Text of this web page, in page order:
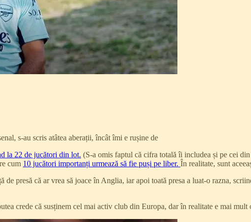
s-au scris atâtea aberații, încât îmi e rușine de
la 22 de jucători din lot. (S-a omis faptul că cifra totală îi includea și pe cei
cum 10 jucători importanți urmează să fie puși pe liber. În realitate, sunt
presă că ar vrea să joace în Anglia, iar apoi toată presa a luat-o razna,
crede că susținem cel mai activ club din Europa, dar în realitate e mai